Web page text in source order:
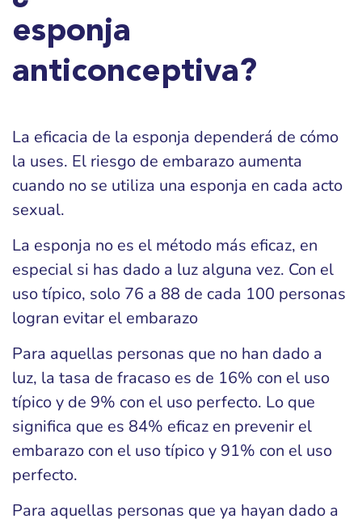
esponja
anticonceptiva?
La eficacia de la esponja dependerá de cómo
la uses. El riesgo de embarazo aumenta
cuando no se utiliza una esponja en cada acto
sexual.
La esponja no es el método más eficaz, en
especial si has dado a luz alguna vez. Con el
uso típico, solo 76 a 88 de cada 100 personas
logran evitar el embarazo
Para aquellas personas que no han dado a
luz, la tasa de fracaso es de 16% con el uso
típico y de 9% con el uso perfecto. Lo que
significa que es 84% eficaz en prevenir el
embarazo con el uso típico y 91% con el uso
perfecto.
Para aquellas personas que ya hayan dado a